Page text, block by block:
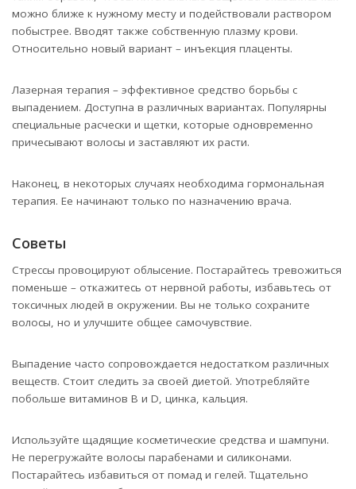
можно ближе к нужному месту и подействовали раствором
побыстрее. Вводят также собственную плазму крови.
Относительно новый вариант – инъекция плаценты.
Лазерная терапия – эффективное средство борьбы с
выпадением. Доступна в различных вариантах. Популярны
специальные расчески и щетки, которые одновременно
причесывают волосы и заставляют их расти.
Наконец, в некоторых случаях необходима гормональная
терапия. Ее начинают только по назначению врача.
Советы
Стрессы провоцируют облысение. Постарайтесь тревожиться
поменьше – откажитесь от нервной работы, избавьтесь от
токсичных людей в окружении. Вы не только сохраните
волосы, но и улучшите общее самочувствие.
Выпадение часто сопровождается недостатком различных
веществ. Стоит следить за своей диетой. Употребляйте
побольше витаминов B и D, цинка, кальция.
Используйте щадящие косметические средства и шампуни.
Не перегружайте волосы парабенами и силиконами.
Постарайтесь избавиться от помад и гелей. Тщательно